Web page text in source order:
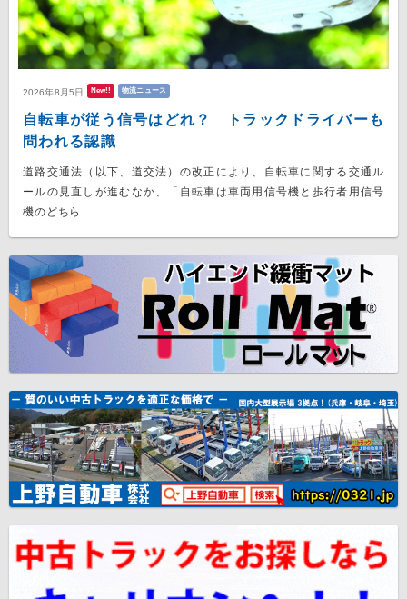
2026年8月5日 New!! 物流ニュース
自転車が従う信号はどれ？ トラックドライバーも
問われる認識
道路交通法（以下、道交法）の改正により、自転車に関する交通ル
ールの見直しが進むなか、「自転車は車両用信号機と歩行者用信号
機のどちら...